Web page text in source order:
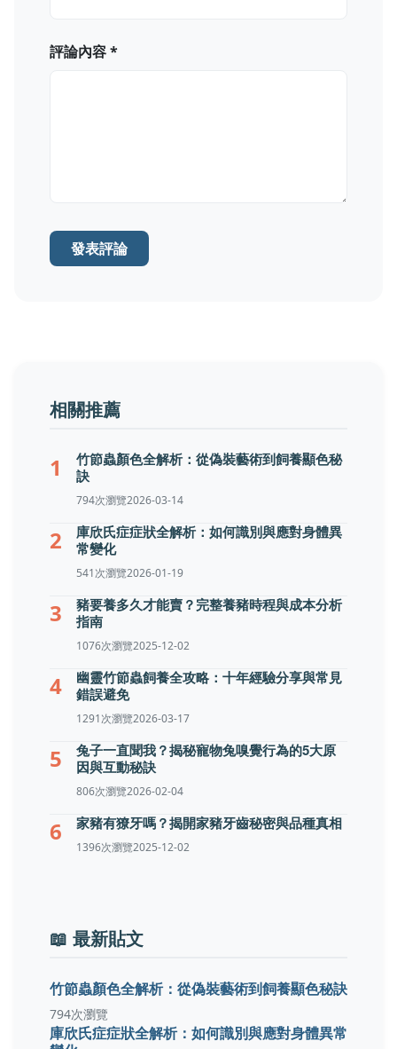
評論內容 *
發表評論
相關推薦
1
竹節蟲顏色全解析：從偽裝藝術到飼養顯色秘
訣
794次瀏覽2026-03-14
2
庫欣氏症症狀全解析：如何識別與應對身體異
常變化
541次瀏覽2026-01-19
3
豬要養多久才能賣？完整養豬時程與成本分析
指南
1076次瀏覽2025-12-02
4
幽靈竹節蟲飼養全攻略：十年經驗分享與常見
錯誤避免
1291次瀏覽2026-03-17
5
兔子一直聞我？揭秘寵物兔嗅覺行為的5大原
因與互動秘訣
806次瀏覽2026-02-04
6 家豬有獠牙嗎？揭開家豬牙齒秘密與品種真相
1396次瀏覽2025-12-02
📖 最新貼文
竹節蟲顏色全解析：從偽裝藝術到飼養顯色秘訣
794次瀏覽
庫欣氏症症狀全解析：如何識別與應對身體異常